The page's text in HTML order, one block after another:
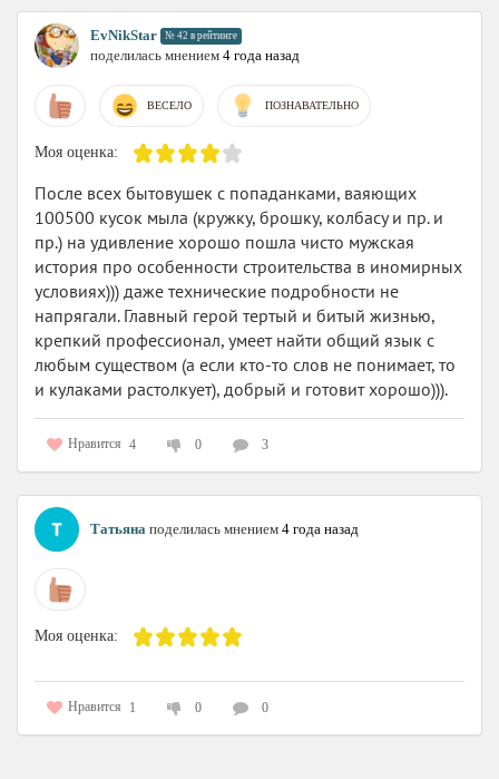
EvNikStar № 42 в рейтинге
поделилась мнением 4 года назад
ВЕСЕЛО ПОЗНАВАТЕЛЬНО
Моя оценка:
После всех бытовушек с попаданками, ваяющих
100500 кусок мыла (кружку, брошку, колбасу и пр. и
пр.) на удивление хорошо пошла чисто мужская
история про особенности строительства в иномирных
условиях))) даже технические подробности не
напрягали. Главный герой тертый и битый жизнью,
крепкий профессионал, умеет найти общий язык с
любым существом (а если кто-то слов не понимает, то
и кулаками растолкует), добрый и готовит хорошо))).
Нравится 4 0 3
Татьяна поделилась мнением 4 года назад
Моя оценка:
Нравится 1 0 0